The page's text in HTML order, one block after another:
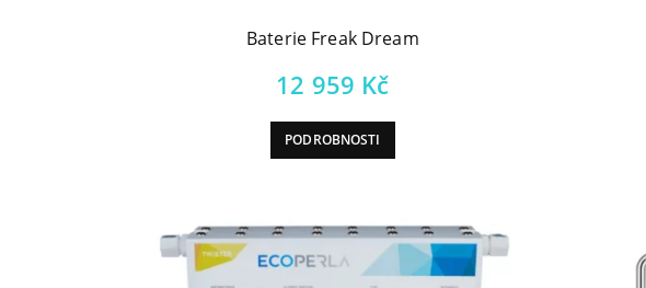
Baterie Freak Dream
12 959 Kč
PODROBNOSTI